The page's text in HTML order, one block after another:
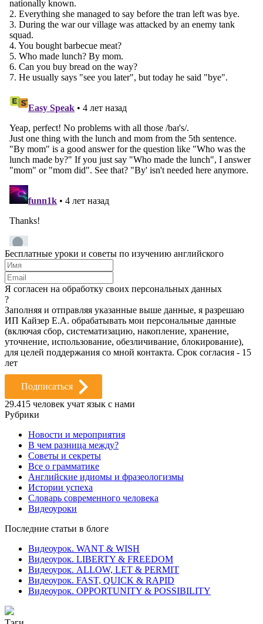
Бесплатные уроки и советы по изучению английского
Я согласен на обработку своих персональных данных
?
Заполняя и отправляя указанные выше данные, я разрешаю
ИП Кайзер Е.А. обрабатывать мои персональные данные
(включая сбор, систематизацию, накопление, хранение,
уточнение, использование, обезличивание, блокирование),
для целей поддержания со мной контакта. Срок согласия - 15
лет
Подписаться
29.415 человек учат язык с нами
Рубрики
Новости и мероприятия
В чем разница между?
Советы и секреты
Все о грамматике
Английские идиомы и фразеологизмы
Истории успеха
Словарь современного человека
Видеоуроки
Последние статьи в блоге
Видеоурок. WANT & WISH
Видеоурок. LIBERTY & FREEDOM
Видеоурок. ALLOW, LET & PERMIT
Видеоурок. FAST, QUICK & RAPID
Видеоурок. OPPORTUNITY & POSSIBILITY